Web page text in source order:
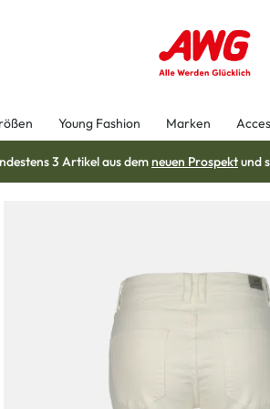
Young Fashion Marken
3 Artikel aus demneuen Prospektund